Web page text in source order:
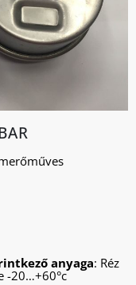
anyaga: Réz
-20…+60°c